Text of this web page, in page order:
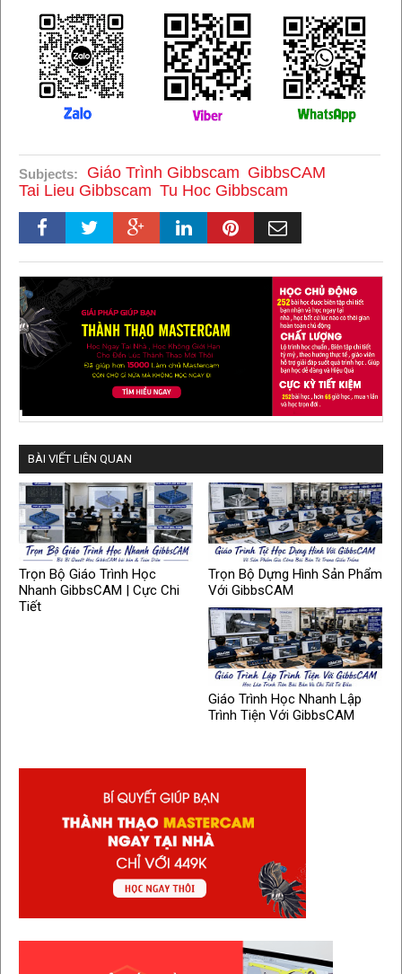
Subjects: Giáo Trình Gibbscam GibbsCAM
Tai Lieu Gibbscam Tu Hoc Gibbscam
BÀI VIẾT LIÊN QUAN
Trọn Bộ Giáo Trình Học
Nhanh GibbsCAM | Cực Chi
Tiết
Trọn Bộ Dựng Hình Sản Phẩm
Với GibbsCAM
Giáo Trình Học Nhanh Lập
Trình Tiện Với GibbsCAM